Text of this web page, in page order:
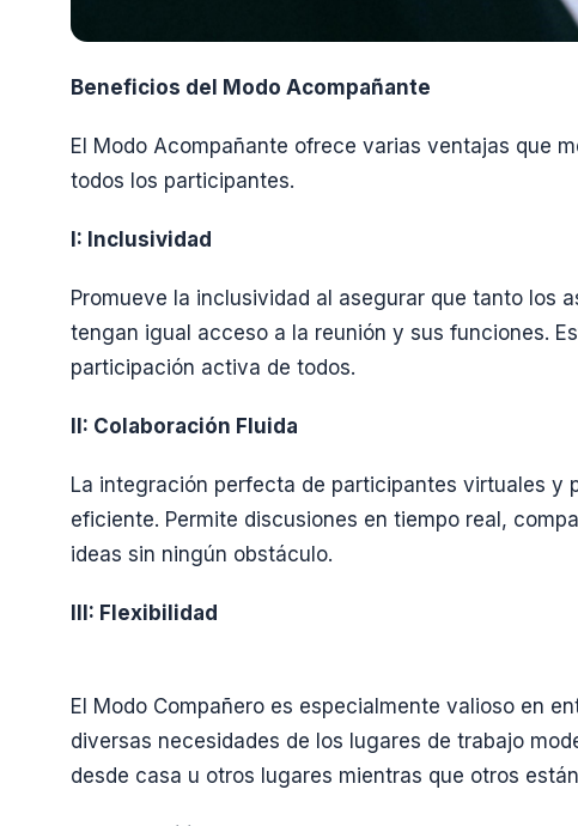
Beneficios del Modo Acompañante
El Modo Acompañante ofrece varias ventajas que
todos los participantes.
I: Inclusividad
Promueve la inclusividad al asegurar que tanto los
tengan igual acceso a la reunión y sus funciones.
participación activa de todos.
II: Colaboración Fluida
La integración perfecta de participantes virtuales y
eficiente. Permite discusiones en tiempo real,
ideas sin ningún obstáculo.
III: Flexibilidad
El Modo Compañero es especialmente valioso en
diversas necesidades de los lugares de trabajo
desde casa u otros lugares mientras que otros